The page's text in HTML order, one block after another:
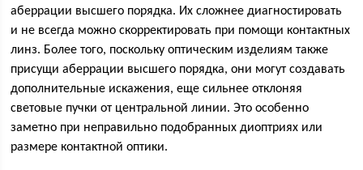
аберрации высшего порядка. Их сложнее диагностировать
и не всегда можно скорректировать при помощи контактных
линз. Более того, поскольку оптическим изделиям также
присущи аберрации высшего порядка, они могут создавать
дополнительные искажения, еще сильнее отклоняя
световые пучки от центральной линии. Это особенно
заметно при неправильно подобранных диоптриях или
размере контактной оптики.